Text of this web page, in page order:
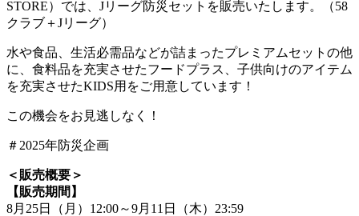
STORE）では、Jリーグ防災セットを販売いたします。（58
クラブ＋Jリーグ）
水や食品、生活必需品などが詰まったプレミアムセットの他
に、食料品を充実させたフードプラス、子供向けのアイテム
を充実させたKIDS用をご用意しています！
この機会をお見逃しなく！
＃2025年防災企画
＜販売概要＞
【販売期間】
8月25日（月）12:00～9月11日（木）23:59